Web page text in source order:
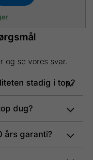
og se vores svar.
stadig i top?
dug?
års garanti?